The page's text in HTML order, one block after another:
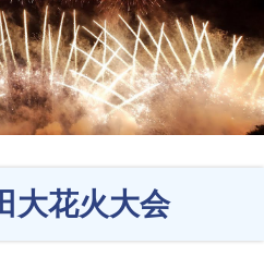
大花火大会